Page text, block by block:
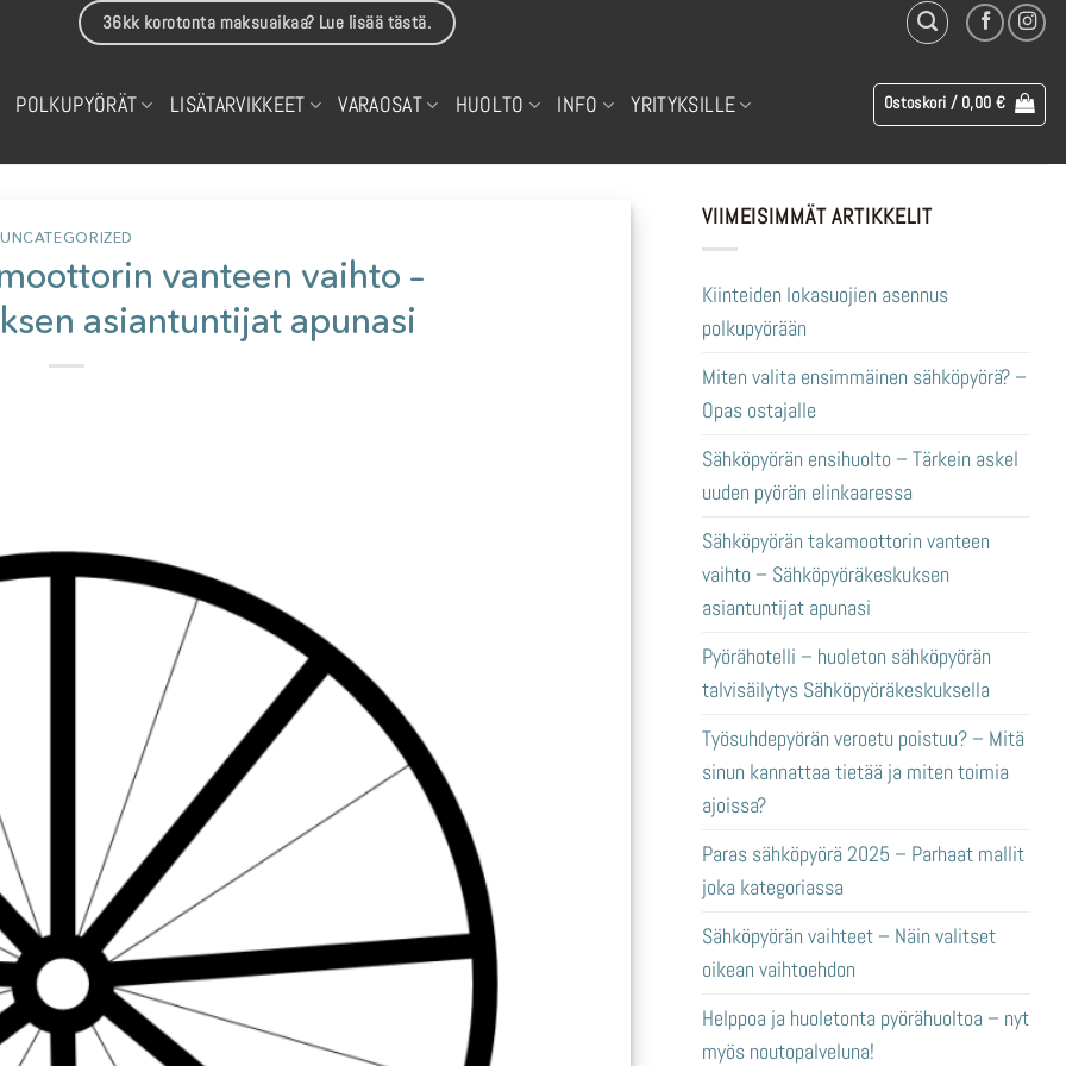
36kk korotonta maksuaikaa? Lue lisää tästä.
POLKUPYÖRÄT LISÄTARVIKKEET VARAOSAT HUOLTO INFO YRITYKSILLE Ostoskori / 0,00 €
UNCATEGORIZED
vanteen vaihto –
asiantuntijat apunasi
VIIMEISIMMÄT ARTIKKELIT
Kiinteiden lokasuojien asennus
polkupyörään
Miten valita ensimmäinen sähköpyörä? –
Opas ostajalle
Sähköpyörän ensihuolto – Tärkein askel
uuden pyörän elinkaaressa
Sähköpyörän takamoottorin vanteen
vaihto – Sähköpyöräkeskuksen
asiantuntijat apunasi
Pyörähotelli – huoleton sähköpyörän
talvisäilytys Sähköpyöräkeskuksella
Työsuhdepyörän veroetu poistuu? – Mitä
sinun kannattaa tietää ja miten toimia
ajoissa?
Paras sähköpyörä 2025 – Parhaat mallit
joka kategoriassa
Sähköpyörän vaihteet – Näin valitset
oikean vaihtoehdon
Helppoa ja huoletonta pyörähuoltoa – nyt
myös noutopalveluna!